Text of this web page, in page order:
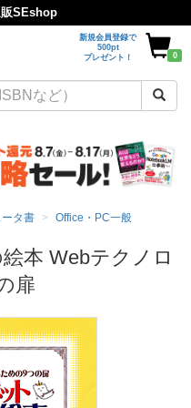
SEshop
新規会員登録で
500pt
プレゼント！
0
ータ書 Office・PC一般
本 Webテクノロ
扉